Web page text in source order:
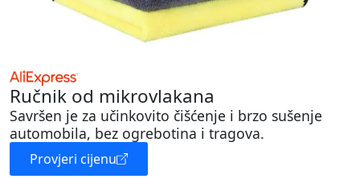
Ručnik od mikrovlakana
Savršen je za učinkovito čišćenje i brzo sušenje
automobila, bez ogrebotina i tragova.
Provjeri cijenu